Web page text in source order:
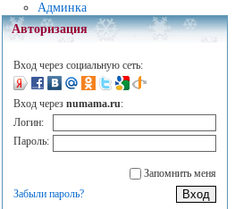
Админка
Авторизация
Вход через социальную сеть:
Вход через numama.ru:
Логин:
Пароль:
Запомнить меня
Забыли пароль?